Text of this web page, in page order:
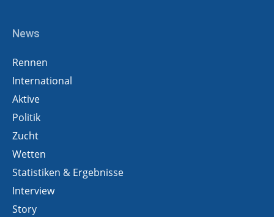
News
Rennen
International
Aktive
Politik
Zucht
Wetten
Statistiken & Ergebnisse
Interview
Story